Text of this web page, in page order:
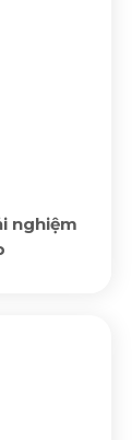
nghiệm